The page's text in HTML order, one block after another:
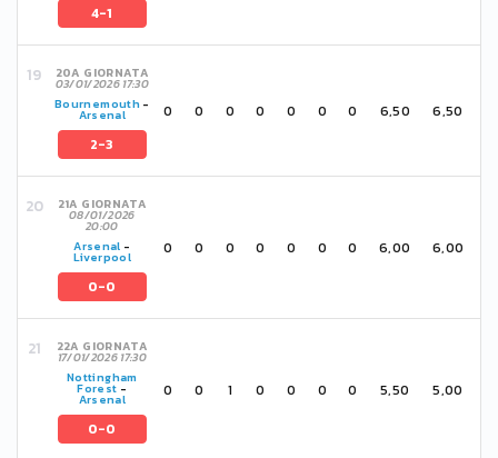
4-1
20A GIORNATA
03/01/2026 17:30
Bournemouth-
Arsenal
2-3
0 0 0 0 0 0 0 6,50 6,50
21A GIORNATA
08/01/2026
20:00
Arsenal -
Liverpool
0-0
0 0 0 0 0 0 0 6,00 6,00
22A GIORNATA
17/01/2026 17:30
Nottingham
Forest -
Arsenal
0-0
0 0 1 0 0 0 0 5,50 5,00